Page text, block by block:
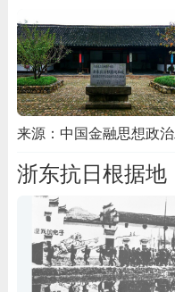
来源：中国金融思想政
浙东抗日根据地